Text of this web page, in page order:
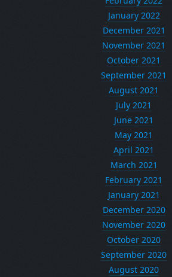
January 2022
December 2021
November 2021
October 2021
September 2021
August 2021
July 2021
June 2021
May 2021
April 2021
March 2021
February 2021
January 2021
December 2020
November 2020
October 2020
September 2020
August 2020